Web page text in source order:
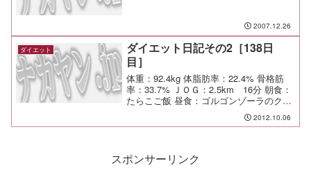
2007.12.26
ダイエット
ダイエット日記その2［138日
目］
体重：92.4kg 体脂肪率：22.4% 骨格筋
率：33.7% ＪＯＧ：2.5km 16分 朝食：
たらこご飯 昼食：ゴルゴンゾーラのクリ
ームパスタ、酒盗のオイルパスタを作っ
てシェア 夕食：下の子の誕生日会＠自宅
2012.10.06
スポンサーリンク